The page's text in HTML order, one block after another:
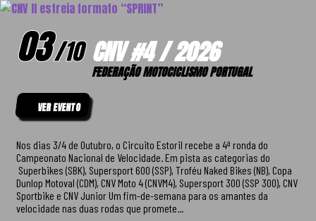
03/10 CNV #4 / 2026
FEDERAÇÃO MOTOCICLISMO PORTUGAL
VER EVENTO
Nos dias 3/4 de Outubro, o Circuito Estoril recebe a 4ª ronda do
Campeonato Nacional de Velocidade. Em pista as categorias do
Superbikes (SBK), Supersport 600 (SSP), Troféu Naked Bikes (NB), Copa
Dunlop Motoval (CDM), CNV Moto 4 (CNVM4), Supersport 300 (SSP 300), CNV
Sportbike e CNV Junior Um fim-de-semana para os amantes da
velocidade nas duas rodas que promete...